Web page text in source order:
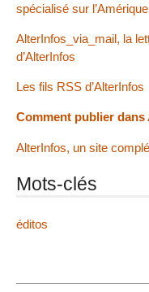
spécialisé sur
AlterInfos_via_mail, la
d’AlterInfos
Les fils RSS d’AlterInfos
Comment publier dans
AlterInfos, un site
Mots-clés
éditos